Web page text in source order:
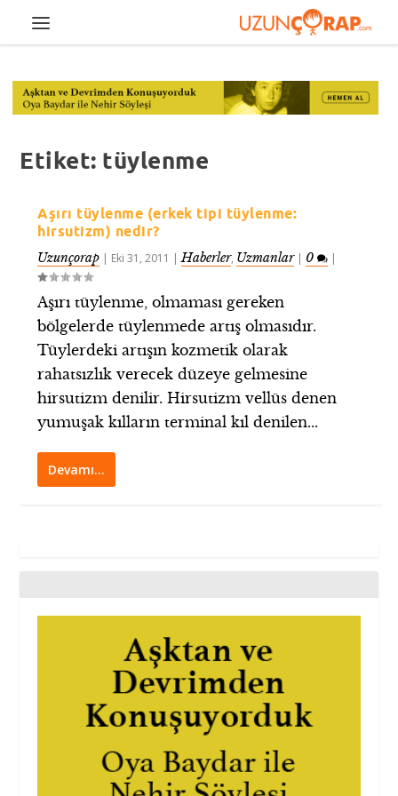
Etiket: tüylenme
Aşırı tüylenme (erkek tipi tüylenme:
hirsutizm) nedir?
Uzunçorap | Eki 31, 2011 |Haberler, Uzmanlar| 0 |
Aşırı tüylenme, olmaması gereken
bölgelerde tüylenmede artış olmasıdır.
Tüylerdeki artışın kozmetik olarak
rahatsızlık verecek düzeye gelmesine
hirsutizm denilir. Hirsutizm vellüs denen
yumuşak kılların terminal kıl denilen...
Devamı…